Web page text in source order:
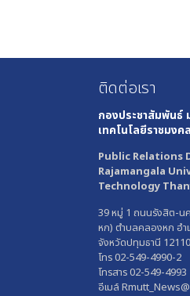
ติดต่อเรา
กองประชาสัมพันธ์
เทคโนโลยีราชมง
Public Relations
Rajamangala
Technology
39 หมู่ 1 ถนนรังสิต-น
หก) ตำบลคลองหก อำ
จังหวัดปทุมธานี
โทร 02-549-4990-2
โทรสาร 02-549-4993
อีเมล์